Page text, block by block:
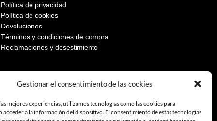
Gestionar el consentimiento de las cookies
mejores experiencias, utilizamos tecnologías como las cookies para
acceder a la información del dispositivo. El consentimiento de estas tecnologías
Política de privacidad
Política de cookies
Devoluciones
Términos y condiciones de compra
Reclamaciones y desestimiento